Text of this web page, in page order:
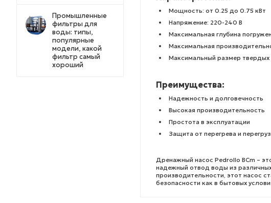
Мощность: от 0.25 до 0.75 кВт
Напряжение: 220-240 В
Максимальная глубина
Максимальная
Максимальный размер
Преимущества:
Надежность и долговечность
Высокая производительность
Простота в эксплуатации
Защита от перегрева и
Дренажный насос Pedrollo BCm –
надежный отвод воды из
производительности, этот насос
безопасности как в бытовых
Промышленные
фильтры для
воды: типы,
популярные
модели, какой
фильтр самый
хороший